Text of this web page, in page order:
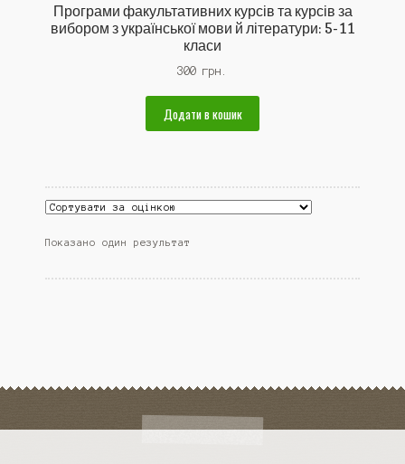
Програми факультативних курсів та курсів за
вибором з української мови й літератури: 5-11
класи
300 грн.
Додати в кошик
Показано один результат